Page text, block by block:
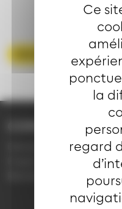
Ce
la
regard
Voir toute les infos trafic
Demande d'information